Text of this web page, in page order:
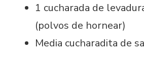
1 cucharada de
(polvos de hornear)
Media cucharadita de